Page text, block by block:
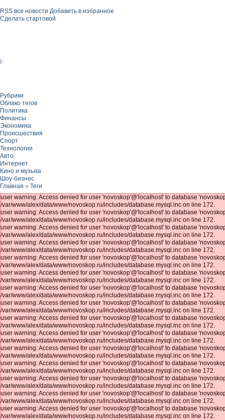
RSS все новости Добавить в избранное
Сделать стартовой
Рубрики
Облако тегов
Политика
Финансы
Экономика
Происшествия
Спорт
Технологии
Авто
Интернет
Кино и музыка
Шоу-бизнес
Главная » Теги
user warning: Access denied for user 'novoskop'@'localhost' to database
/var/www/alex/data/www/novoskop.ru/includes/database.mysql.inc on line 172.
user warning: Access denied for user 'novoskop'@'localhost' to database
/var/www/alex/data/www/novoskop.ru/includes/database.mysql.inc on line 172.
user warning: Access denied for user 'novoskop'@'localhost' to database
/var/www/alex/data/www/novoskop.ru/includes/database.mysql.inc on line 172.
user warning: Access denied for user 'novoskop'@'localhost' to database
/var/www/alex/data/www/novoskop.ru/includes/database.mysql.inc on line 172.
user warning: Access denied for user 'novoskop'@'localhost' to database
/var/www/alex/data/www/novoskop.ru/includes/database.mysql.inc on line 172.
user warning: Access denied for user 'novoskop'@'localhost' to database
/var/www/alex/data/www/novoskop.ru/includes/database.mysql.inc on line 172.
user warning: Access denied for user 'novoskop'@'localhost' to database
/var/www/alex/data/www/novoskop.ru/includes/database.mysql.inc on line 172.
user warning: Access denied for user 'novoskop'@'localhost' to database
/var/www/alex/data/www/novoskop.ru/includes/database.mysql.inc on line 172.
user warning: Access denied for user 'novoskop'@'localhost' to database
/var/www/alex/data/www/novoskop.ru/includes/database.mysql.inc on line 172.
user warning: Access denied for user 'novoskop'@'localhost' to database
/var/www/alex/data/www/novoskop.ru/includes/database.mysql.inc on line 172.
user warning: Access denied for user 'novoskop'@'localhost' to database
/var/www/alex/data/www/novoskop.ru/includes/database.mysql.inc on line 172.
user warning: Access denied for user 'novoskop'@'localhost' to database
/var/www/alex/data/www/novoskop.ru/includes/database.mysql.inc on line 172.
user warning: Access denied for user 'novoskop'@'localhost' to database
/var/www/alex/data/www/novoskop.ru/includes/database.mysql.inc on line 172.
user warning: Access denied for user 'novoskop'@'localhost' to database
/var/www/alex/data/www/novoskop.ru/includes/database.mysql.inc on line 172.
user warning: Access denied for user 'novoskop'@'localhost' to database
/var/www/alex/data/www/novoskop.ru/includes/database.mysql.inc on line 172.